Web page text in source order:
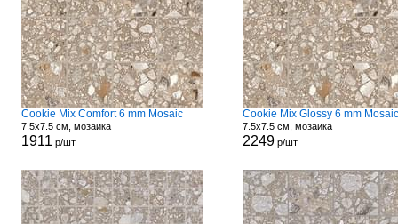
Cookie Mix Comfort 6 mm Mosaic
7.5x7.5 см, мозаика
1911 р/шт
Cookie Mix Glossy 6 mm Mosaic
7.5x7.5 см, мозаика
2249р/шт